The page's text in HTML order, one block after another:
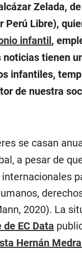
Zelada,
Perú Libre),
infantil ,
tienen
infantiles,
de nuestra
se casan
a pesar de
2020). La
EC Data
Hernán